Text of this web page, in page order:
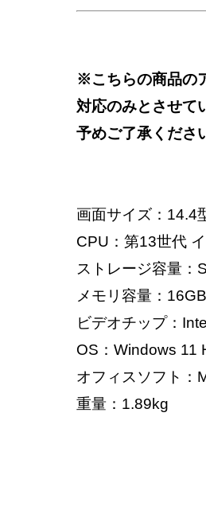
※こちらの商品の
対応のみとさせて
予めご了承くださ
画面サイズ：14.4
CPU：第13世代
ストレージ容量：
メモリ容量：16GB
ビデオチップ：
OS：Windows 11
オフィスソフト：
重量：1.89kg